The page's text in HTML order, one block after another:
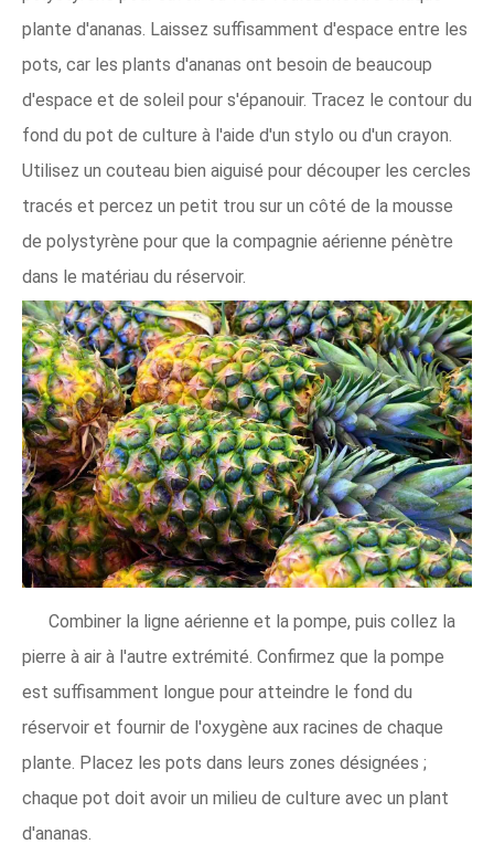
plante d'ananas. Laissez suffisamment d'espace entre les
pots, car les plants d'ananas ont besoin de beaucoup
d'espace et de soleil pour s'épanouir. Tracez le contour du
fond du pot de culture à l'aide d'un stylo ou d'un crayon.
Utilisez un couteau bien aiguisé pour découper les cercles
tracés et percez un petit trou sur un côté de la mousse
de polystyrène pour que la compagnie aérienne pénètre
dans le matériau du réservoir.
Combiner la ligne aérienne et la pompe, puis collez la
pierre à air à l'autre extrémité. Confirmez que la pompe
est suffisamment longue pour atteindre le fond du
réservoir et fournir de l'oxygène aux racines de chaque
plante. Placez les pots dans leurs zones désignées ;
chaque pot doit avoir un milieu de culture avec un plant
d'ananas.